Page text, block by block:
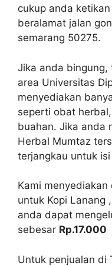
cukup anda ketikan
beralamat jalan
semarang 50275.
Jika anda
area Universitas
menyediakan
seperti obat
buahan. Jika anda
Herbal Mumtaz
terjangkau untuk
Kami
untuk Kopi Lanang
anda dapat
sebesar Rp.17.000
Untuk penjualan di